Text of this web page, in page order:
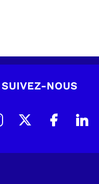
SUIVEZ-NOUS